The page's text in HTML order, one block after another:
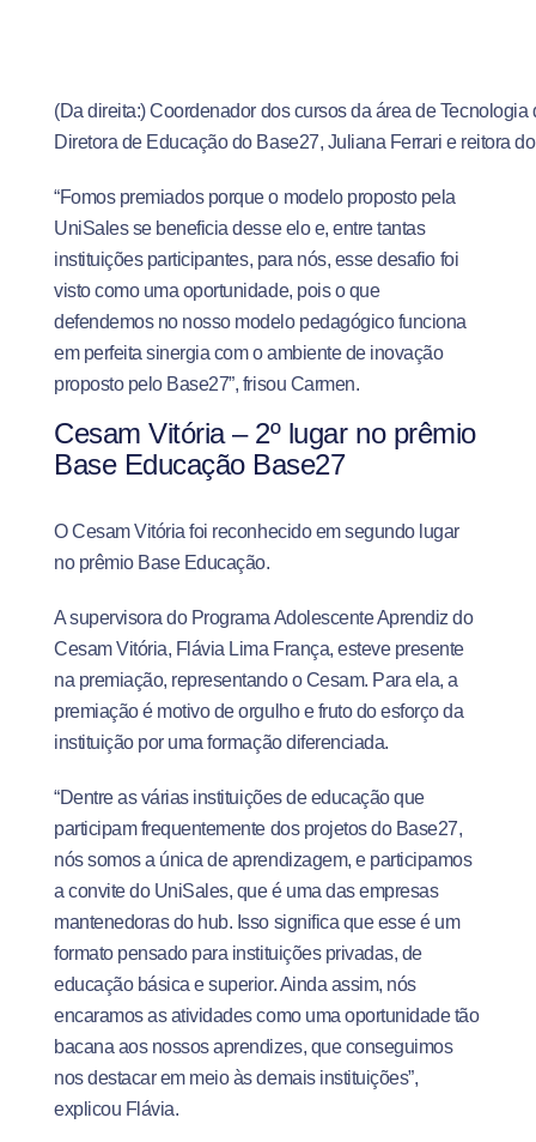
(Da direita:) Coordenador dos cursos da área de
Diretora de Educação do Base27, Juliana Ferrari e reitora
“Fomos premiados porque o modelo proposto pela
UniSales se beneficia desse elo e, entre tantas
instituições participantes, para nós, esse desafio foi
visto como uma oportunidade, pois o que
defendemos no nosso modelo pedagógico funciona
em perfeita sinergia com o ambiente de inovação
proposto pelo Base27”, frisou Carmen.
Cesam Vitória – 2º lugar no prêmio
Base Educação Base27
O Cesam Vitória foi reconhecido em segundo lugar
no prêmio Base Educação.
A supervisora do Programa Adolescente Aprendiz do
Cesam Vitória, Flávia Lima França, esteve presente
na premiação, representando o Cesam. Para ela, a
premiação é motivo de orgulho e fruto do esforço da
instituição por uma formação diferenciada.
“Dentre as várias instituições de educação que
participam frequentemente dos projetos do Base27,
nós somos a única de aprendizagem, e participamos
a convite do UniSales, que é uma das empresas
mantenedoras do hub. Isso significa que esse é um
formato pensado para instituições privadas, de
educação básica e superior. Ainda assim, nós
encaramos as atividades como uma oportunidade tão
bacana aos nossos aprendizes, que conseguimos
nos destacar em meio às demais instituições”,
explicou Flávia.